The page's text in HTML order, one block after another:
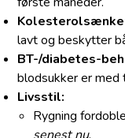
lavt og beskytter
BT-/diabetes-
blodsukker er
Livsstil:
Rygning
senest nu.